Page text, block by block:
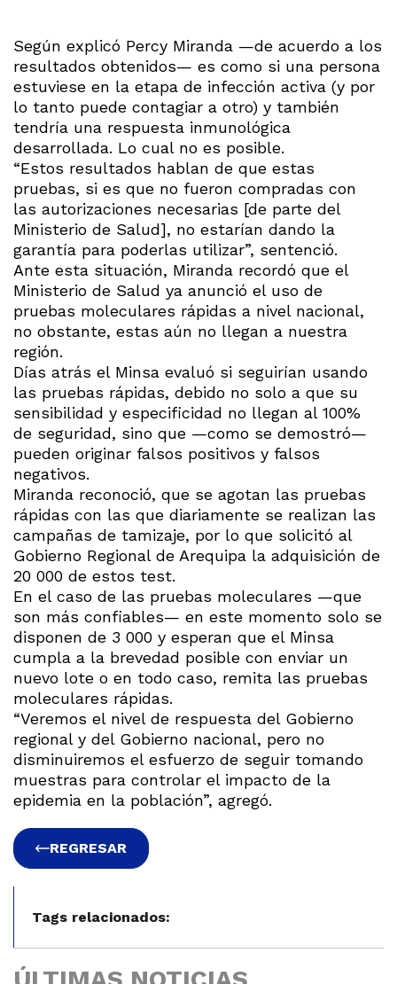
Según explicó Percy Miranda —de acuerdo a los
resultados obtenidos— es como si una persona
estuviese en la etapa de infección activa (y por
lo tanto puede contagiar a otro) y también
tendría una respuesta inmunológica
desarrollada. Lo cual no es posible.
“Estos resultados hablan de que estas
pruebas, si es que no fueron compradas con
las autorizaciones necesarias [de parte del
Ministerio de Salud], no estarían dando la
garantía para poderlas utilizar”, sentenció.
Ante esta situación, Miranda recordó que el
Ministerio de Salud ya anunció el uso de
pruebas moleculares rápidas a nivel nacional,
no obstante, estas aún no llegan a nuestra
región.
Días atrás el Minsa evaluó si seguirían usando
las pruebas rápidas, debido no solo a que su
sensibilidad y especificidad no llegan al 100%
de seguridad, sino que —como se demostró—
pueden originar falsos positivos y falsos
negativos.
Miranda reconoció, que se agotan las pruebas
rápidas con las que diariamente se realizan las
campañas de tamizaje, por lo que solicitó al
Gobierno Regional de Arequipa la adquisición de
20 000 de estos test.
En el caso de las pruebas moleculares —que
son más confiables— en este momento solo se
disponen de 3 000 y esperan que el Minsa
cumpla a la brevedad posible con enviar un
nuevo lote o en todo caso, remita las pruebas
moleculares rápidas.
“Veremos el nivel de respuesta del Gobierno
regional y del Gobierno nacional, pero no
disminuiremos el esfuerzo de seguir tomando
muestras para controlar el impacto de la
epidemia en la población”, agregó.
REGRESAR
Tags relacionados: